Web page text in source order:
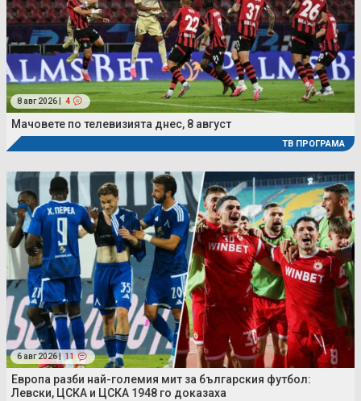
8 авг 2026 | 4
Мачовете по телевизията днес, 8 август
ТВ ПРОГРАМА
6 авг 2026 | 11
Европа разби най-големия мит за българския футбол:
Левски, ЦСКА и ЦСКА 1948 го доказаха